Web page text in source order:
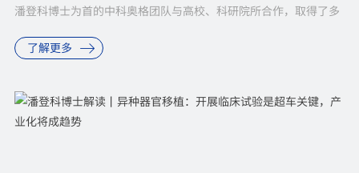
潘登科博士为首的中科奥格团队与高校、科研院所合作，取得了多
供了...
了解更多